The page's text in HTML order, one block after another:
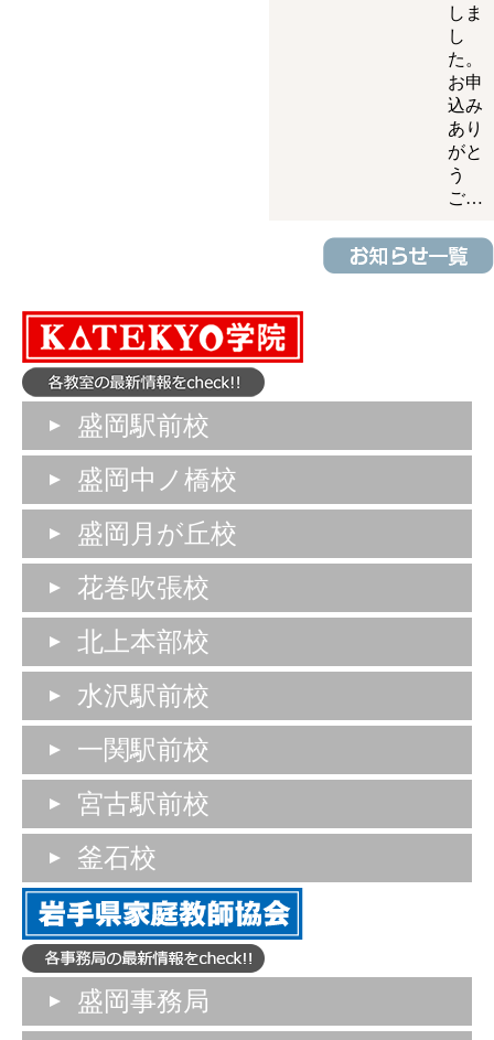
しま
し
た。
お申
込み
あり
がと
う
ご…
盛岡駅前校
盛岡中ノ橋校
盛岡月が丘校
花巻吹張校
北上本部校
水沢駅前校
一関駅前校
宮古駅前校
釜石校
盛岡事務局